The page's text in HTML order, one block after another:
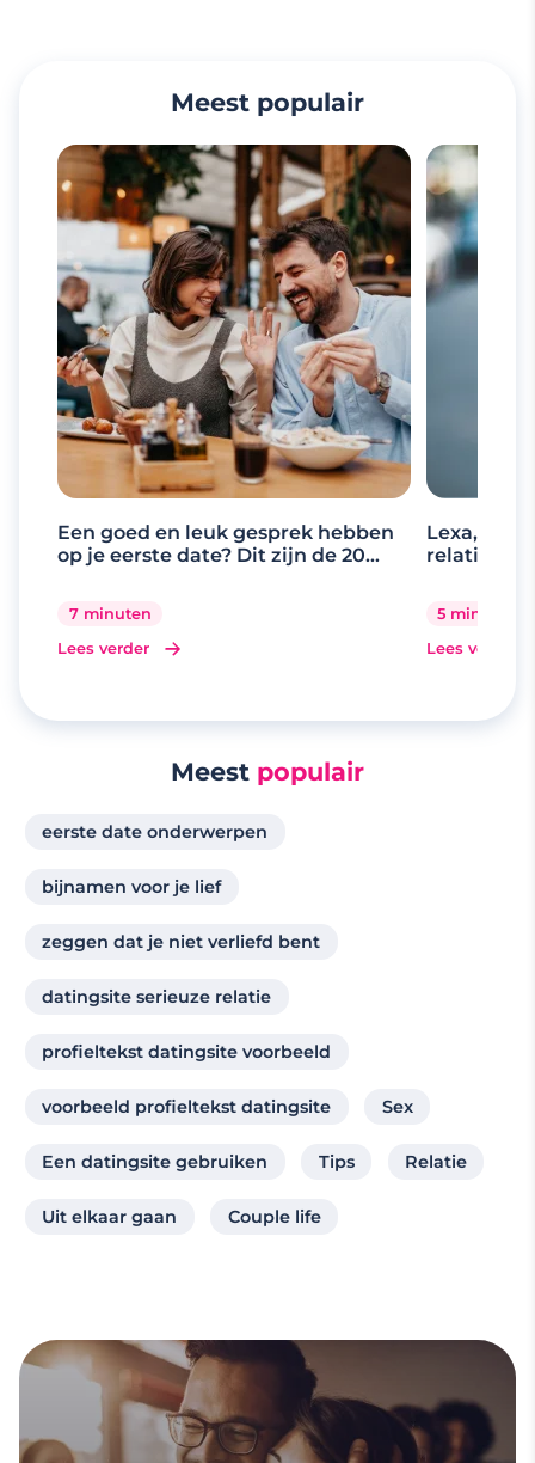
Meest populair
Een goed en leuk gesprek hebben
op je eerste date? Dit zijn de 20
7 minuten
Lees verder
Lexa, de
relaties
5 minuten
Lees verder
Meest populair
eerste date onderwerpen
bijnamen voor je lief
zeggen dat je niet verliefd bent
datingsite serieuze relatie
profieltekst datingsite voorbeeld
voorbeeld profieltekst datingsite Sex
Een datingsite gebruiken Tips Relatie
Uit elkaar gaan Couple life